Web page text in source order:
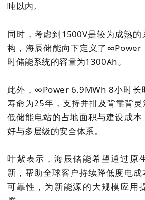
吨以内。
同时，考虑到1500V是较为成熟的
构，海辰储能向下定义了∞Power
时储能系统的容量为1300Ah。
此外，∞Power 6.9MWh 8小时长
寿命为25年，支持并排及背靠背
低储能电站的占地面积与建设成本
好与多层级的安全体系。
叶紫表示，海辰储能希望通过原
新，帮助全球客户持续降低度电
可靠性，为新能源的大规模应用